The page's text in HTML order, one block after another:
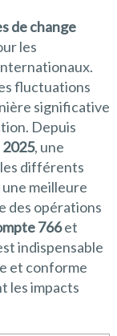
de change
les
fluctuations
significative
Depuis
2025, une
différents
meilleure
des opérations
766et
indispensable
et conforme
les impacts